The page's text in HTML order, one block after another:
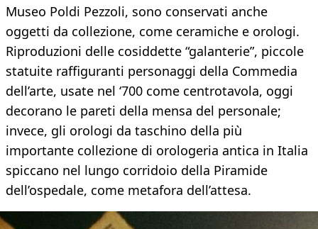
Museo Poldi Pezzoli, sono conservati anche
oggetti da collezione, come ceramiche e orologi.
Riproduzioni delle cosiddette “galanterie”, piccole
statuite raffiguranti personaggi della Commedia
dell’arte, usate nel ‘700 come centrotavola, oggi
decorano le pareti della mensa del personale;
invece, gli orologi da taschino della più
importante collezione di orologeria antica in Italia
spiccano nel lungo corridoio della Piramide
dell’ospedale, come metafora dell’attesa.